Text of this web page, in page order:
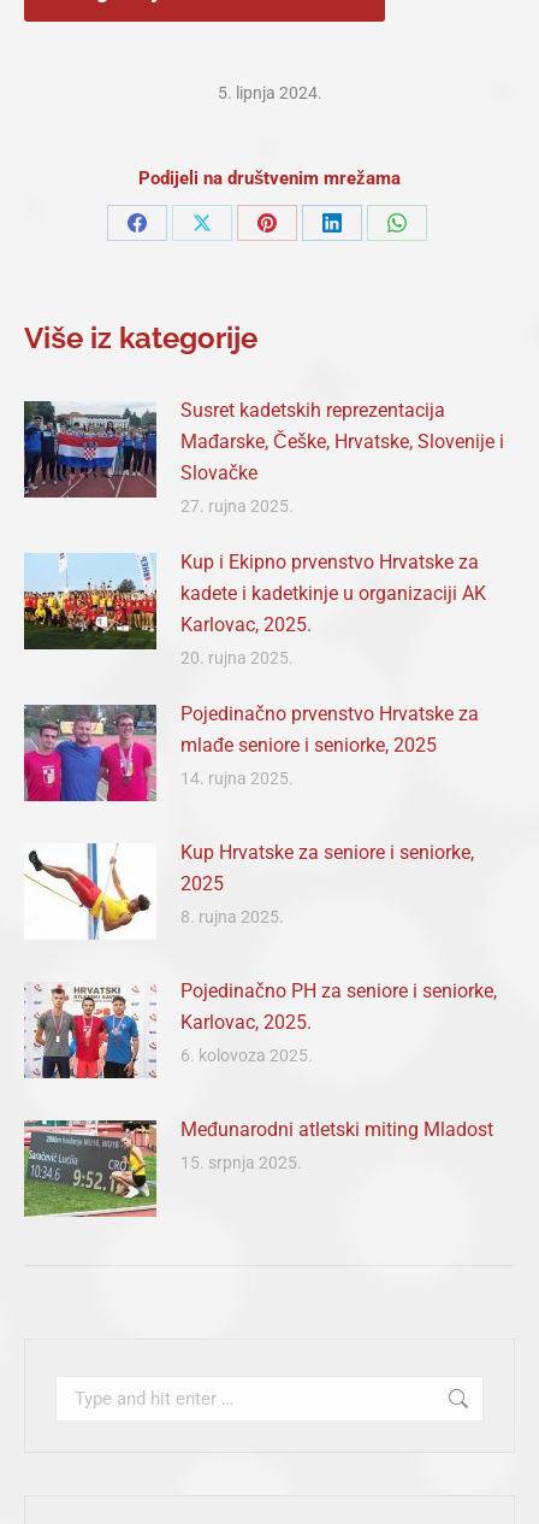
5. lipnja 2024.
Podijeli na društvenim mrežama
Share
Share
Share
Share
Share
Više iz kategorije
Susret kadetskih reprezentacija
Mađarske, Češke, Hrvatske, Slovenije i
Slovačke
27. rujna 2025.
Kup i Ekipno prvenstvo Hrvatske za
kadete i kadetkinje u organizaciji AK
Karlovac, 2025.
20. rujna 2025.
Pojedinačno prvenstvo Hrvatske za
mlađe seniore i seniorke, 2025
14. rujna 2025.
Kup Hrvatske za seniore i seniorke,
2025
8. rujna 2025.
Pojedinačno PH za seniore i seniorke,
Karlovac, 2025.
6. kolovoza 2025.
Međunarodni atletski miting Mladost
15. srpnja 2025.
Search: